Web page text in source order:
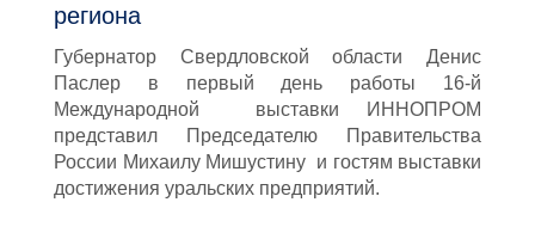
региона
Губернатор Свердловской области Денис
Паслер в первый день работы 16-й
Международной выставки ИННОПРОМ
представил Председателю Правительства
России Михаилу Мишустину и гостям выставки
достижения уральских предприятий.